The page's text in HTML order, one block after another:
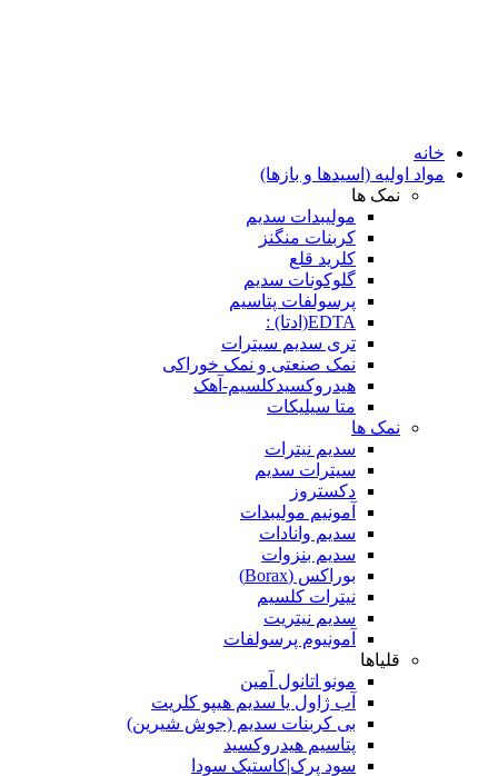
خانه
مواد اولیه (اسیدها و بازها)
نمک ها
مولیبدات سدیم
کربنات منگنز
کلرید قلع
گلوکونات سدیم
پرسولفات پتاسیم
EDTA(ادتا) :
تری سدیم سیترات
نمک صنعتی و نمک خوراکی
هیدروکسیدکلسیم-آهک
متا سیلیکات
نمک ها
سدیم نیترات
سیترات سدیم
دکستروز
آمونیم مولیبدات
سدیم وانادات
سدیم بنزوات
بوراکس (Borax)
نیترات کلسیم
سدیم نیتریت
آمونیوم پرسولفات
قلیاها
مونو اتانول آمین
آب ژاول یا سدیم هیپو کلریت
بی کربنات سدیم (جوش شیرین)
پتاسیم هیدروکسید
سود پرک|کاستیک سودا